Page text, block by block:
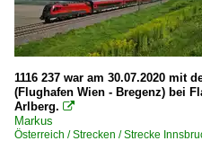
1116 237 war am 30.07.2020 mit
(Flughafen Wien - Bregenz) bei
Arlberg. 
Markus
Österreich / Strecken / Strecke